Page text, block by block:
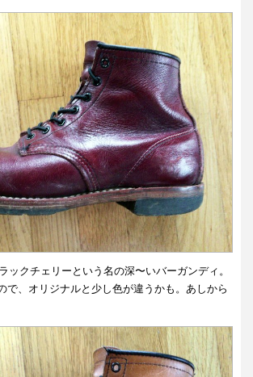
ックチェリーという名の深〜いバーガンディ。
で、オリジナルと少し色が違うかも。あしから